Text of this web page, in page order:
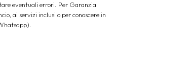
eventuali errori. Per Garanzia
ai servizi inclusi o per conoscere in